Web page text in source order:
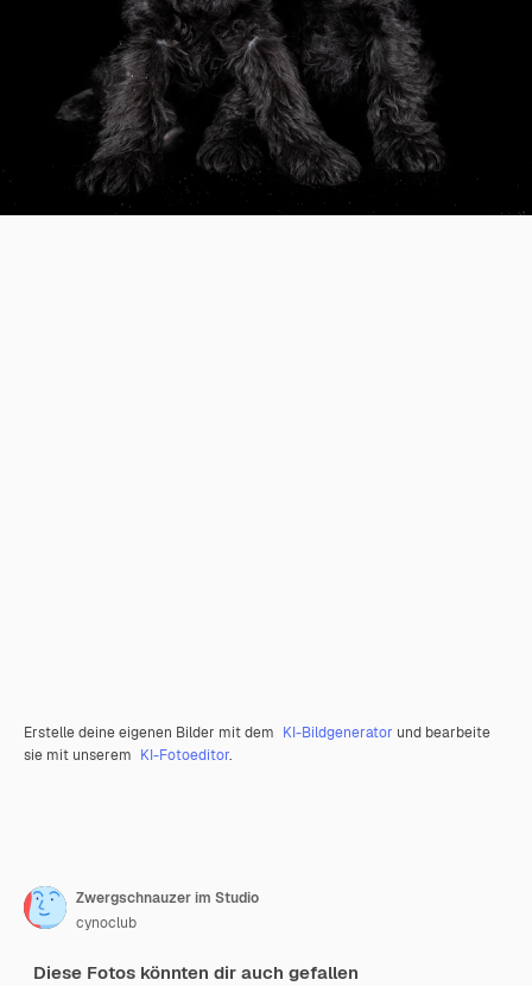
Erstelle deine eigenen Bilder mit dem KI-Bildgenerator und bearbeite
sie mit unserem KI-Fotoeditor.
Zwergschnauzer im Studio
cynoclub
Diese Fotos könnten dir auch gefallen